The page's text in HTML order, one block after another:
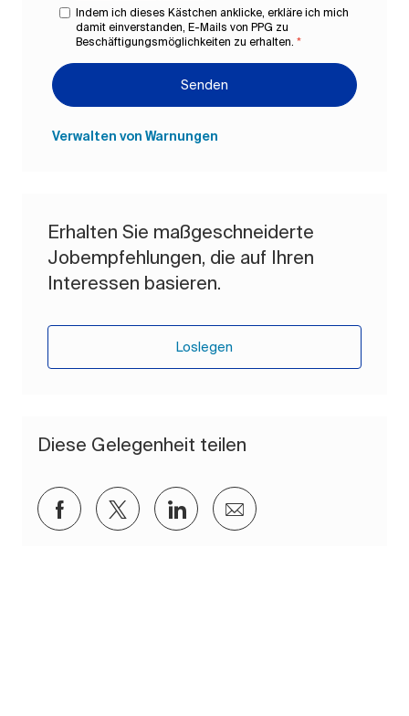
Indem ich dieses Kästchen anklicke, erkläre ich mich
damit einverstanden, E-Mails von PPG zu
Beschäftigungsmöglichkeiten zu erhalten. *
Senden
Verwalten von Warnungen
Erhalten Sie maßgeschneiderte
Jobempfehlungen, die auf Ihren
Interessen basieren.
Loslegen
Diese Gelegenheit teilen
Über Facebook teilen
Über Twitter teilen
Über LinkedIn teilen
Per E-Mail teilen